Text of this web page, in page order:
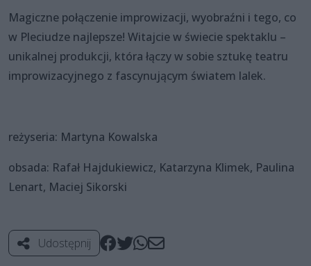
Magiczne połączenie improwizacji, wyobraźni i tego, co
w Pleciudze najlepsze! Witajcie w świecie spektaklu –
unikalnej produkcji, która łączy w sobie sztukę teatru
improwizacyjnego z fascynującym światem lalek.
reżyseria: Martyna Kowalska
obsada: Rafał Hajdukiewicz, Katarzyna Klimek, Paulina
Lenart, Maciej Sikorski
Udostępnij